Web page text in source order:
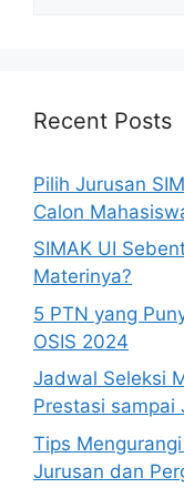
Recent Posts
Pilih Jurusan
Calon
SIMAK UI
Materinya?
5 PTN yang
OSIS 2024
Jadwal Seleksi
Prestasi sampai
Tips
Jurusan dan